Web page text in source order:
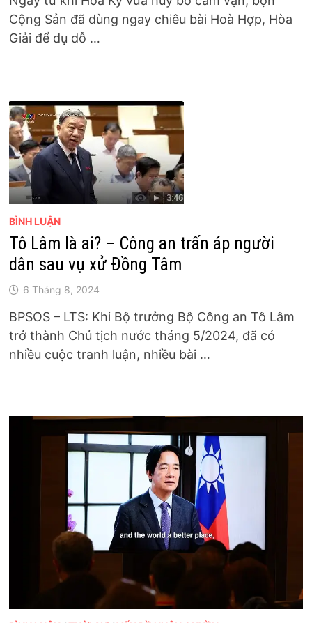
Cộng Sản đã dùng ngay chiêu bài Hoà Hợp, Hòa
Giải để dụ dỗ …
BÌNH LUẬN
Tô Lâm là ai? – Công an trấn áp người
dân sau vụ xử Đồng Tâm
6 Tháng 8, 2024
BPSOS – LTS: Khi Bộ trưởng Bộ Công an Tô Lâm
trở thành Chủ tịch nước tháng 5/2024, đã có
nhiều cuộc tranh luận, nhiều bài …